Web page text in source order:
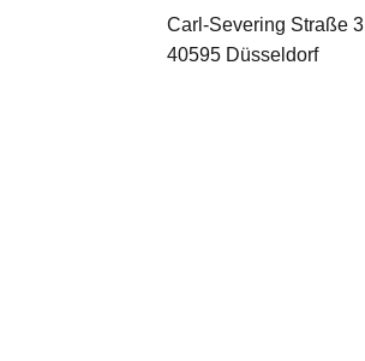
Carl-Severing Straße 3
40595 Düsseldorf